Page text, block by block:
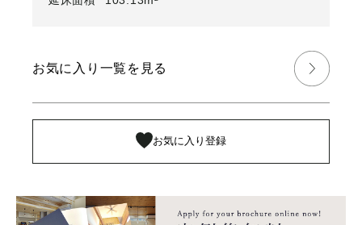
お気に入り登録
お気に入り一覧を見る